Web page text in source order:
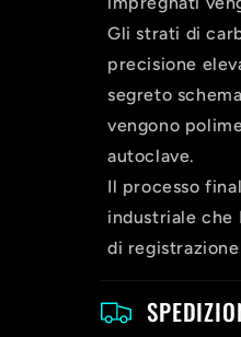
o
c
o
m
p
r
i
Gli strati di
precisione
segreto
vengono
autoclave.
Il processo
industriale che
di